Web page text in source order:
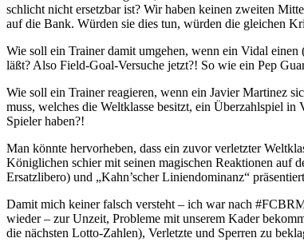
schlicht nicht ersetzbar ist? Wir haben keinen zweiten
auf die Bank. Würden sie dies tun, würden die gleichen
Wie soll ein Trainer damit umgehen, wenn ein Vidal
läßt? Also Field-Goal-Versuche jetzt?! So wie ein Pep
Wie soll ein Trainer reagieren, wenn ein Javier Martinez
muss, welches die Weltklasse besitzt, ein Überzahlspiel
Spieler haben?!
Man könnte hervorheben, dass ein zuvor verletzter
Königlichen schier mit seinen magischen Reaktionen auf
Ersatzlibero) und „Kahn’scher Liniendominanz“
Damit mich keiner falsch versteht – ich war nach
wieder – zur Unzeit, Probleme mit unserem Kader
die nächsten Lotto-Zahlen), Verletzte und Sperren zu